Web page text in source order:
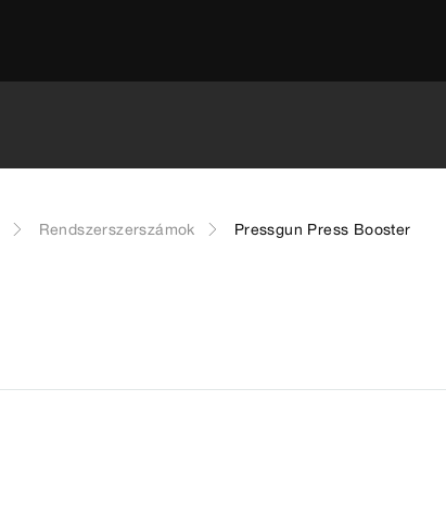
Rendszerszerszámok Pressgun Press Booster